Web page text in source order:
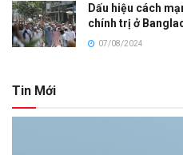
Dấu hiệu cách
chính trị ở
07/08/2024
Tin Mới